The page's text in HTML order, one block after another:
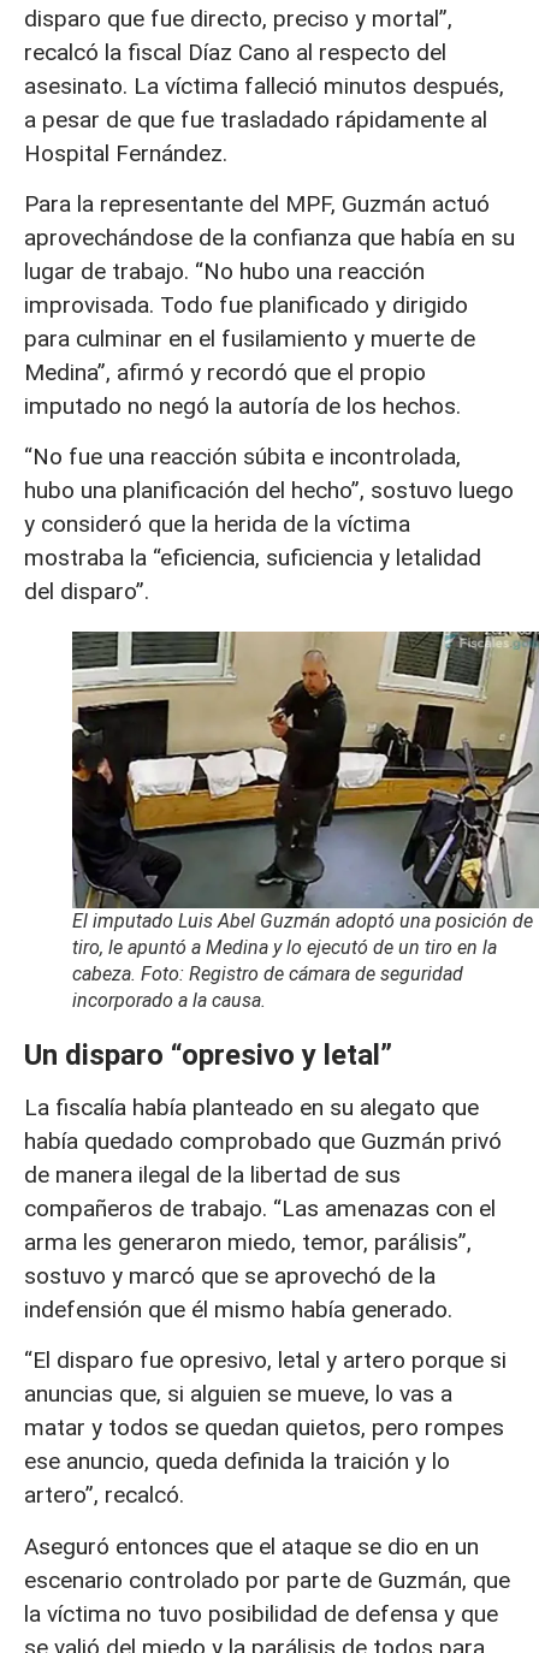
disparo que fue directo, preciso y mortal”,
recalcó la fiscal Díaz Cano al respecto del
asesinato. La víctima falleció minutos después,
a pesar de que fue trasladado rápidamente al
Hospital Fernández.
Para la representante del MPF, Guzmán actuó
aprovechándose de la confianza que había en su
lugar de trabajo. “No hubo una reacción
improvisada. Todo fue planificado y dirigido
para culminar en el fusilamiento y muerte de
Medina”, afirmó y recordó que el propio
imputado no negó la autoría de los hechos.
“No fue una reacción súbita e incontrolada,
hubo una planificación del hecho”, sostuvo luego
y consideró que la herida de la víctima
mostraba la “eficiencia, suficiencia y letalidad
del disparo”.
El imputado Luis Abel Guzmán adoptó una posición de
tiro, le apuntó a Medina y lo ejecutó de un tiro en la
cabeza. Foto: Registro de cámara de seguridad
incorporado a la causa.
Un disparo “opresivo y letal”
La fiscalía había planteado en su alegato que
había quedado comprobado que Guzmán privó
de manera ilegal de la libertad de sus
compañeros de trabajo. “Las amenazas con el
arma les generaron miedo, temor, parálisis”,
sostuvo y marcó que se aprovechó de la
indefensión que él mismo había generado.
“El disparo fue opresivo, letal y artero porque si
anuncias que, si alguien se mueve, lo vas a
matar y todos se quedan quietos, pero rompes
ese anuncio, queda definida la traición y lo
artero”, recalcó.
Aseguró entonces que el ataque se dio en un
escenario controlado por parte de Guzmán, que
la víctima no tuvo posibilidad de defensa y que
se valió del miedo y la parálisis de todos para